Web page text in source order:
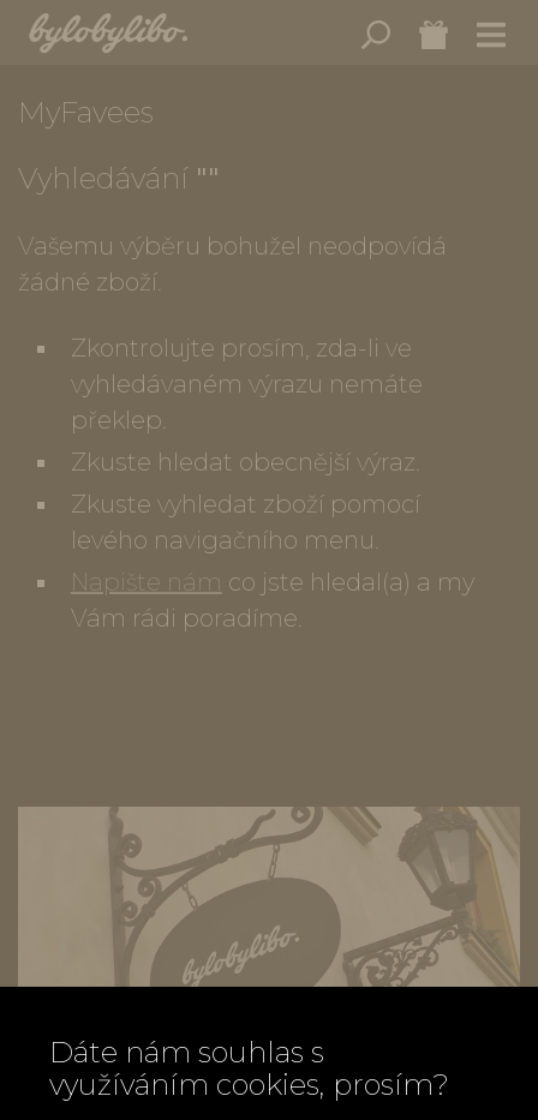
MyFavees
Vyhledávání ""
Vašemu výběru bohužel neodpovídá
žádné zboží.
Zkontrolujte prosím, zda-li ve
vyhledávaném výrazu nemáte
překlep.
Zkuste hledat obecnější výraz.
Zkuste vyhledat zboží pomocí
levého navigačního menu.
Napište nám co jste hledal(a) a my
Vám rádi poradíme.
Dáte nám souhlas s
využíváním cookies, prosím?